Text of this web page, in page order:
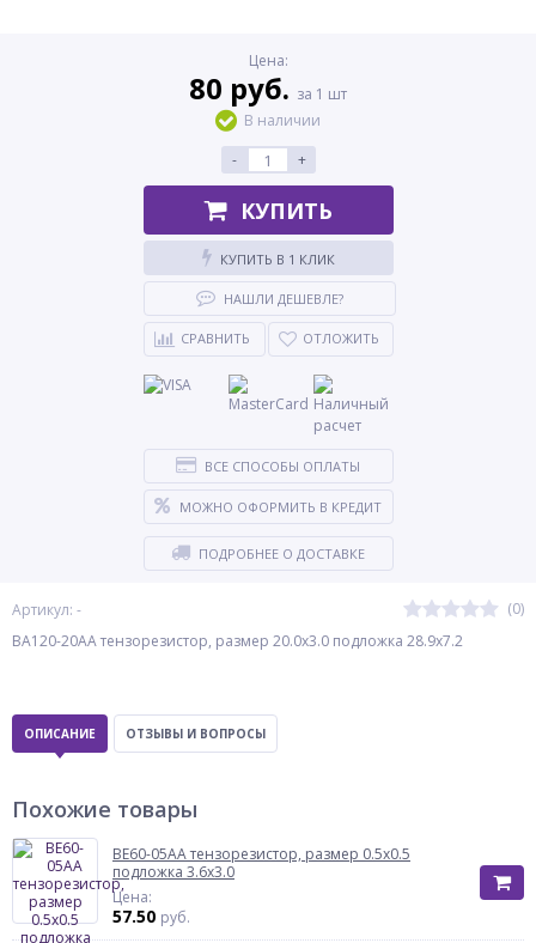
Артикул: -
(0)
BA120-20AA тензорезистор, размер 20.0х3.0 подложка 28.9х7.2
Цена:
80 руб. за 1 шт
В наличии
-
+
КУПИТЬ
КУПИТЬ В 1 КЛИК
НАШЛИ ДЕШЕВЛЕ?
СРАВНИТЬ ОТЛОЖИТЬ
ВСЕ СПОСОБЫ ОПЛАТЫ
МОЖНО ОФОРМИТЬ В КРЕДИТ
ПОДРОБНЕЕ О ДОСТАВКЕ
ОПИСАНИЕ ОТЗЫВЫ И ВОПРОСЫ
Похожие товары
BE60-05AA тензорезистор, размер 0.5х0.5
подложка 3.6х3.0
Цена:
57.50 руб.